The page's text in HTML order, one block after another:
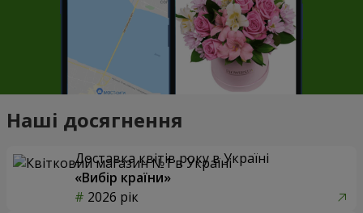
Наші досягнення
Доставка квітів року в Україні
«Вибір країни»
2026 рік